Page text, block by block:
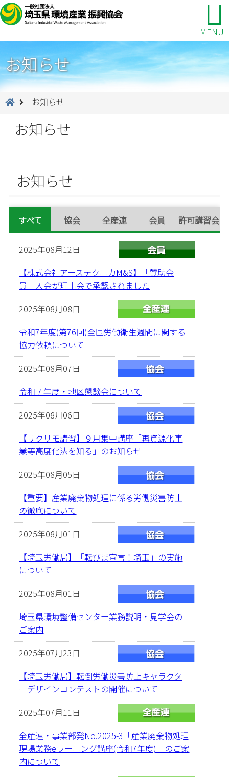
MENU
お知らせ
お知らせ
お知らせ
お知らせ
すべて 協会 全産連 会員 許可講習会
2025年08月12日
【株式会社アーステクニカM&S】「賛助会
員」入会が理事会で承認されました
2025年08月08日
令和7年度(第76回)全国労働衛生週間に関する
協力依頼について
2025年08月07日
令和７年度・地区懇談会について
2025年08月06日
【サクリモ講習】９月集中講座「再資源化事
業等高度化法を知る」のお知らせ
2025年08月05日
【重要】産業廃棄物処理に係る労働災害防止
の徹底について
2025年08月01日
【埼玉労働局】「転びま宣言！埼玉」の実施
について
2025年08月01日
埼玉県環境整備センター業務説明・見学会の
ご案内
2025年07月23日
【埼玉労働局】転倒労働災害防止キャラクタ
ーデザインコンテストの開催について
2025年07月11日
全産連・事業部発No.2025-3「産業廃棄物処理
現場業務eラーニング講座(令和7年度)」のご案
内について